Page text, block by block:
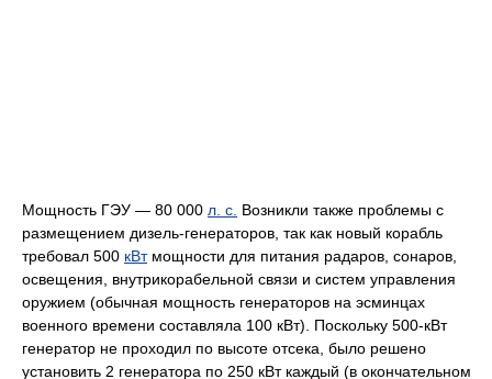
Мощность ГЭУ — 80 000 л. с. Возникли также проблемы с
размещением дизель-генераторов, так как новый корабль
требовал 500 кВтмощности для питания радаров, сонаров,
освещения, внутрикорабельной связи и систем управления
оружием (обычная мощность генераторов на эсминцах
военного времени составляла 100 кВт). Поскольку 500-кВт
генератор не проходил по высоте отсека, было решено
установить 2 генератора по 250 кВт каждый (в окончательном